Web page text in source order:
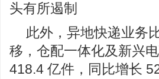
头有所遏制
此外，异地快递业务
移，仓配一体化及新兴
418.4 亿件，同比增长